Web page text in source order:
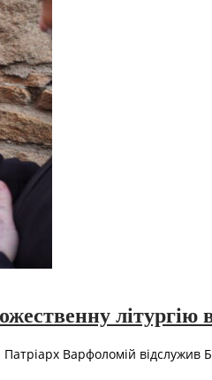
літургію
Варфоломій відслужив